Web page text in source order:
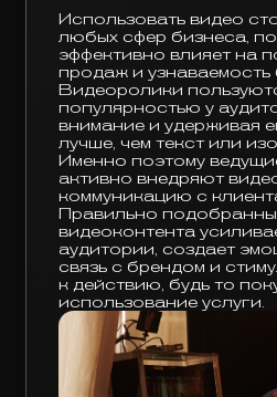
Использовать видео
любых сфер бизнеса,
эффективно влияет на
продаж и узнаваемость
Видеоролики
популярностью у
внимание и удерживая
лучше, чем текст или
Именно поэтому
активно внедряют
коммуникацию с
Правильно
видеоконтента
аудитории, создает
связь с брендом и
к действию, будь то
использование услуги.